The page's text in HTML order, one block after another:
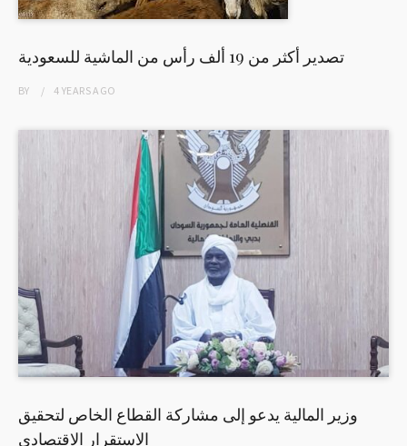
تصدير أكثر من 19 ألف رأس من الماشية للسعودية
BY 4 YEARSAGO
وزير المالية يدعو إلى مشاركة القطاع الخاص لتحقيق
الاستقرار الاقتصادي